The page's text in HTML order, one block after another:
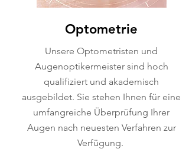
Optometrie
Unsere Optometristen und
Augenoptikermeister sind hoch
qualifiziert und akademisch
ausgebildet. Sie stehen Ihnen für eine
umfangreiche Überprüfung Ihrer
Augen nach neuesten Verfahren zur
Verfügung.